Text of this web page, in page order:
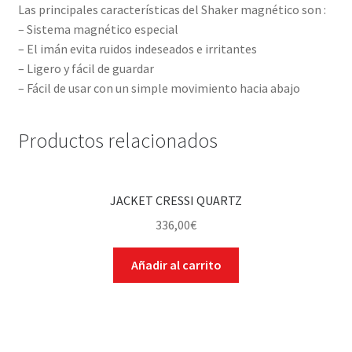
Las principales características del Shaker magnético son :
– Sistema magnético especial
– El imán evita ruidos indeseados e irritantes
– Ligero y fácil de guardar
– Fácil de usar con un simple movimiento hacia abajo
Productos relacionados
JACKET CRESSI QUARTZ
336,00€
Añadir al carrito